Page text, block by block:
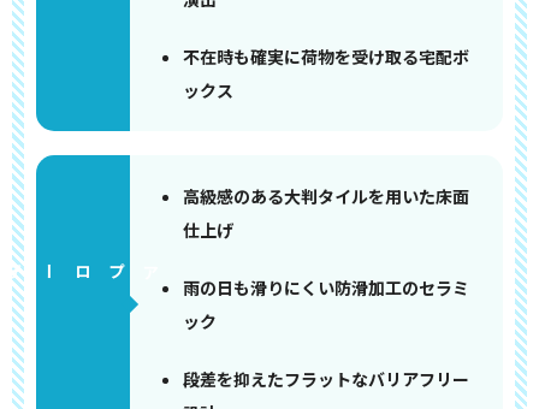
不在時も確実に荷物を受け取る宅配ボ
ックス
アプローチ
高級感のある大判タイルを用いた床面
仕上げ
雨の日も滑りにくい防滑加工のセラミ
ック
段差を抑えたフラットなバリアフリー